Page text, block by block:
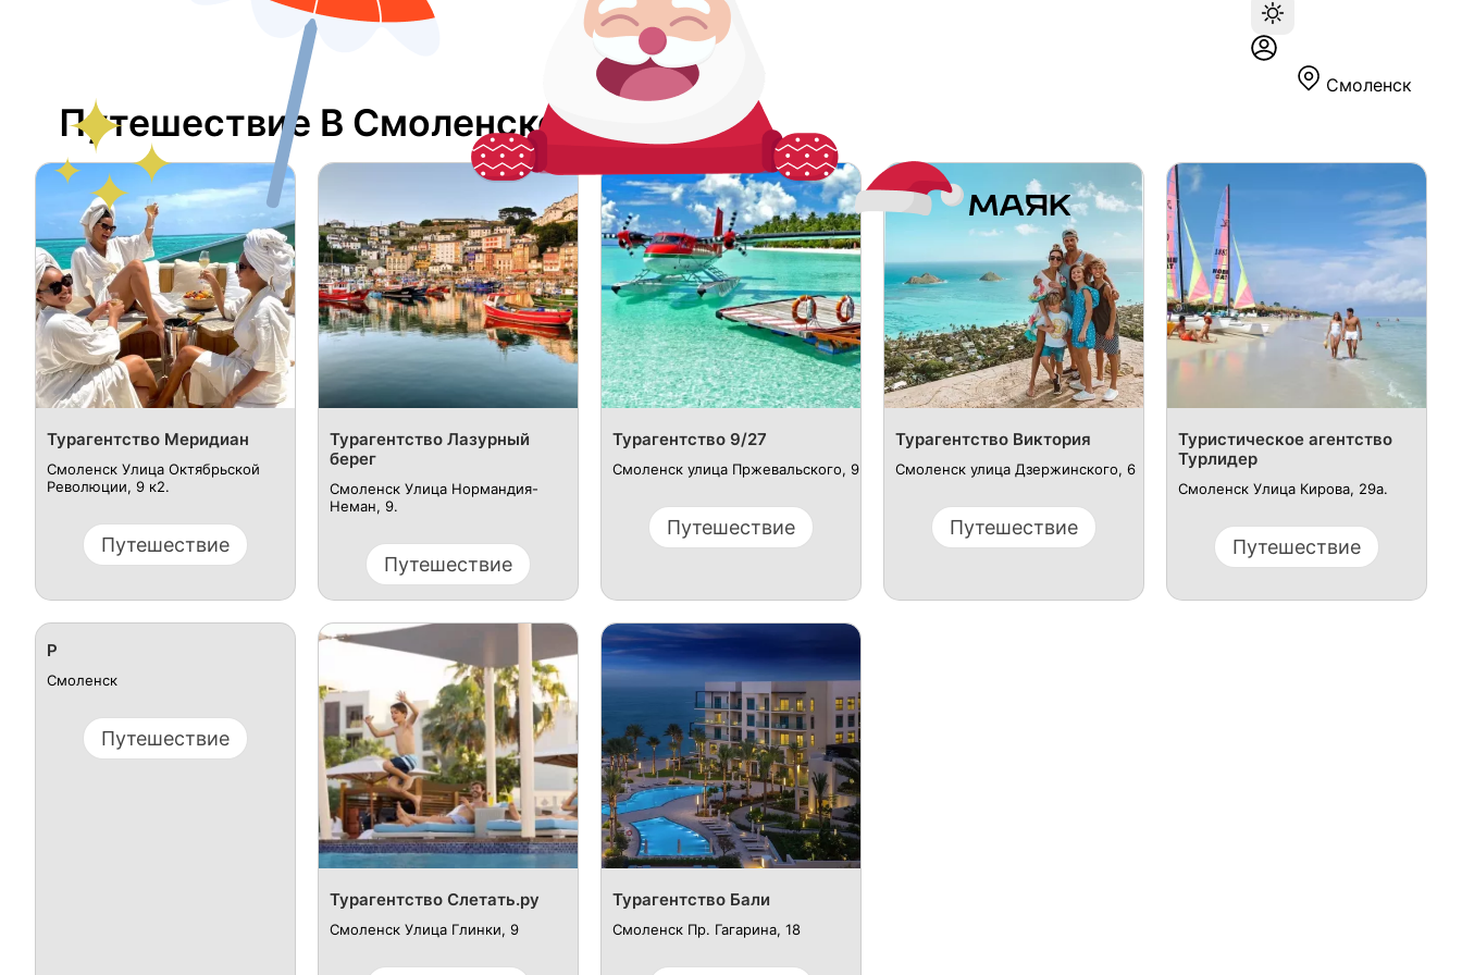
Смоленск
Путешествие В Смоленске
Турагентство Меридиан
Смоленск Улица Октябрьской
Революции, 9 к2.
Путешествие
Турагентство Лазурный
берег
Смоленск Улица Нормандия-
Неман, 9.
Путешествие
Турагентство 9/27
Смоленск улица Пржевальского, 9
Путешествие
Турагентство Виктория
Смоленск улица Дзержинского, 6
Путешествие
Туристическое агентство
Турлидер
Смоленск Улица Кирова, 29а.
Путешествие
Р
Смоленск
Путешествие
Турагентство Слетать.ру
Смоленск Улица Глинки, 9
Турагентство Бали
Смоленск Пр. Гагарина, 18